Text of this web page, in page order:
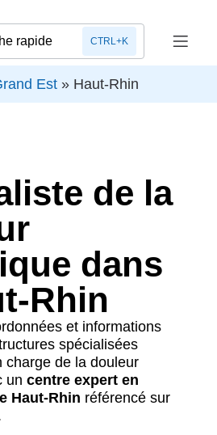
rapide CTRL+K
Est » Haut-Rhin
de la
dans
Rhin
et informations
spécialisées
charge de la douleur
un centre expert en
Haut-Rhin référencé sur